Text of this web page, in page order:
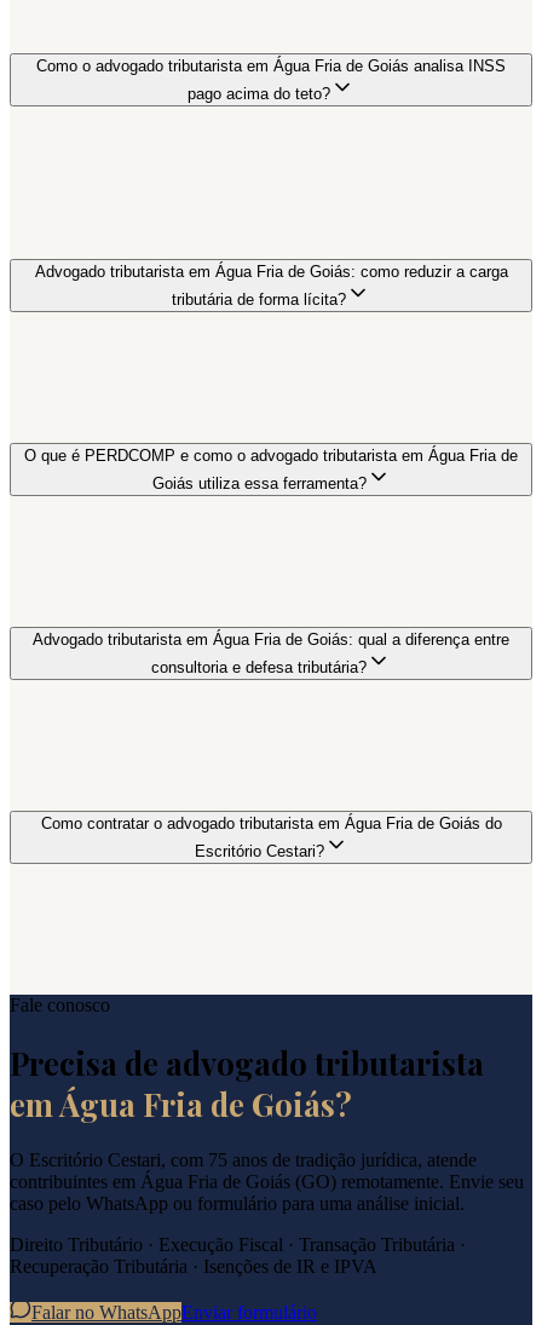
Como o advogado tributarista em Água Fria de Goiás analisa INSS
pago acima do teto?
Advogado tributarista em Água Fria de Goiás: como reduzir a carga
tributária de forma lícita?
O que é PERDCOMP e como o advogado tributarista em Água Fria de
Goiás utiliza essa ferramenta?
Advogado tributarista em Água Fria de Goiás: qual a diferença entre
consultoria e defesa tributária?
Como contratar o advogado tributarista em Água Fria de Goiás do
Escritório Cestari?
Fale conosco
Precisa de advogado tributarista
em Água Fria de Goiás?
O Escritório Cestari, com 75 anos de tradição jurídica, atende
contribuintes em Água Fria de Goiás (GO) remotamente. Envie seu
caso pelo WhatsApp ou formulário para uma análise inicial.
Direito Tributário · Execução Fiscal · Transação Tributária ·
Recuperação Tributária · Isenções de IR e IPVA
Falar no WhatsAppEnviar formulário